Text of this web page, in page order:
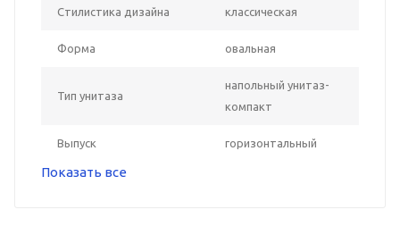
Стилистика дизайна классическая
Форма овальная
Тип унитаза
напольный унитаз-
компакт
Выпуск горизонтальный
Показать все